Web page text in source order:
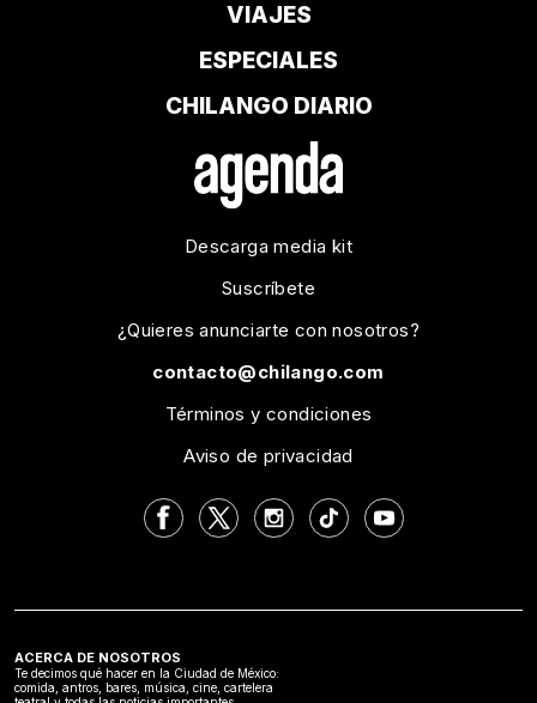
VIAJES
ESPECIALES
CHILANGO DIARIO
Descarga media kit
Suscríbete
¿Quieres anunciarte con nosotros?
contacto@chilango.com
Términos y condiciones
Aviso de privacidad
ACERCA DE NOSOTROS
Te decimos qué hacer en la Ciudad de México:
comida, antros, bares, música, cine, cartelera